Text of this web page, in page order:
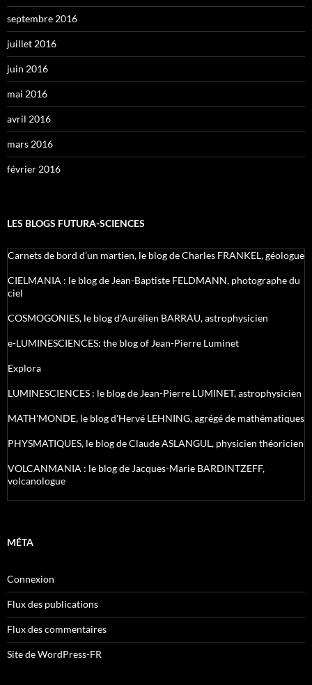
septembre 2016
juillet 2016
juin 2016
mai 2016
avril 2016
mars 2016
février 2016
LES BLOGS FUTURA-SCIENCES
Carnets de bord d’un martien, le blog de Charles FRANKEL, géologue
CIELMANIA : le blog de Jean-Baptiste FELDMANN, photographe du
ciel
COSMOGONIES, le blog d'Aurélien BARRAU, astrophysicien
e-LUMINESCIENCES: the blog of Jean-Pierre Luminet
Explora
LUMINESCIENCES : le blog de Jean-Pierre LUMINET, astrophysicien
MATH'MONDE, le blog d'Hervé LEHNING, agrégé de mathématiques
PHYSMATIQUES, le blog de Claude ASLANGUL, physicien théoricien
VOLCANMANIA : le blog de Jacques-Marie BARDINTZEFF,
volcanologue
MÉTA
Connexion
Flux des publications
Flux des commentaires
Site de WordPress-FR